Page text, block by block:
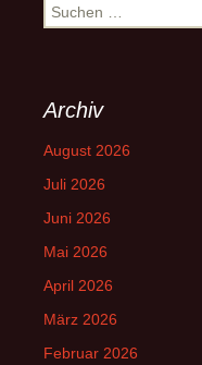
Suchen
nach:
Archiv
August 2026
Juli 2026
Juni 2026
Mai 2026
April 2026
März 2026
Februar 2026